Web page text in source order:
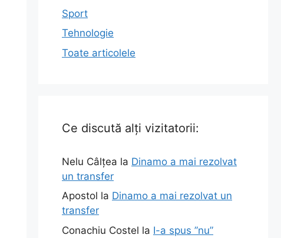
Sport
Tehnologie
Toate articolele
Ce discută alți vizitatorii:
Nelu Câlțea la Dinamo a mai rezolvat
un transfer
Apostol la Dinamo a mai rezolvat un
transfer
Conachiu Costel la I-a spus ”nu”